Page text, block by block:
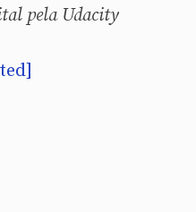
pela Udacity